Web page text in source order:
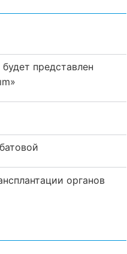
представлен
органов